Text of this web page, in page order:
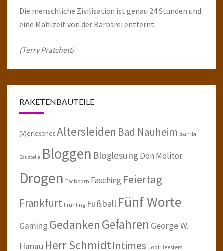
Die menschliche Zivilisation ist genau 24 Stunden und
eine Mahlzeit von der Barbarei entfernt.
(Terry Pratchett)
RAKETENBAUTEILE
(V)erlesenesAltersleiden Bad Nauheim Bambi
Baustelle Bloggen BloglesungDon Molitor
Drogen Eschborn Fasching Feiertag
Frankfurt Frühling Fußball Fünf Worte
Gaming GedankenGefahren George W.
Hanau Herr SchmidtIntimes Jopi Heesters